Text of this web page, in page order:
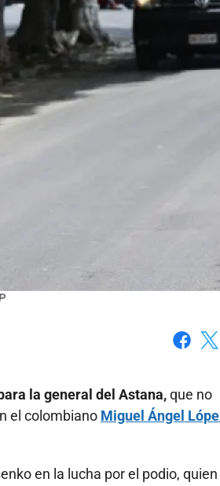
la general del Astana,que no
el colombiano Miguel Ángel
en la lucha por el podio, quien